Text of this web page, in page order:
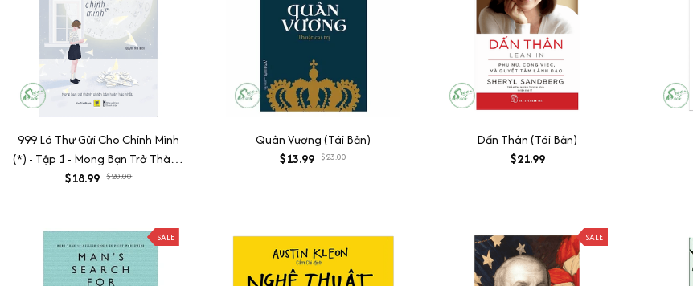
999 Lá Thư Gửi Cho Chính Mình
(*) - Tập 1 - Mong Bạn Trở Thành
Phiên Bản Hoàn Hảo Nhất (Tái
$18.99 $20.00
Quân Vương (Tái Bản)
$13.99 $23.00
Dấn Thân (Tái Bản)
$21.99
SALE SALE